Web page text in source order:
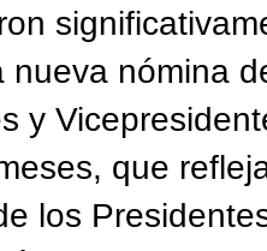
nueva nómina
y
que
los